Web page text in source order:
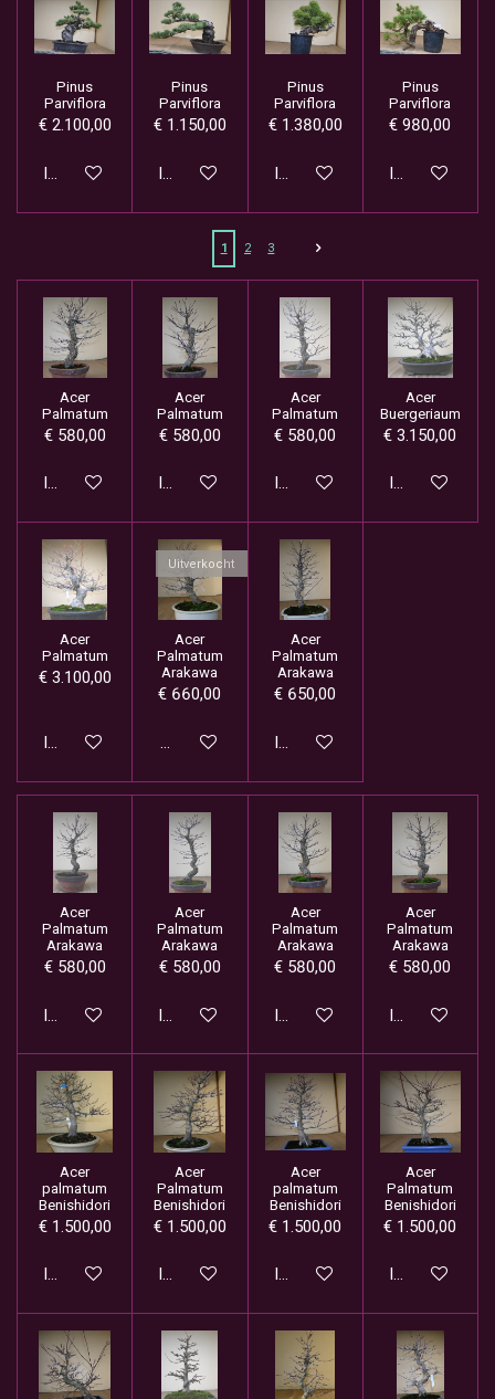
Pinus
Parviflora
€ 2.100,00
In winkelwagen
Pinus
Parviflora
€ 1.150,00
In winkelwagen
Pinus
Parviflora
€ 1.380,00
In winkelwagen
Pinus
Parviflora
€ 980,00
In
1 2 3
Acer
Palmatum
€ 580,00
In winkelwagen
Acer
Palmatum
€ 580,00
In winkelwagen
Acer
Palmatum
€ 580,00
In winkelwagen
Acer
Buergeriaum
€ 3.150,00
In
Acer
Palmatum
€ 3.100,00
In winkelwagen
Uitverkocht
Acer
Palmatum
Arakawa
€ 660,00
Houd mij op de hoogte
Acer
Palmatum
Arakawa
€ 650,00
In winkelwagen
Acer
Palmatum
Arakawa
€ 580,00
In winkelwagen
Acer
Palmatum
Arakawa
€ 580,00
In winkelwagen
Acer
Palmatum
Arakawa
€ 580,00
In winkelwagen
Acer
Palmatum
Arakawa
€ 580,00
In
Acer
palmatum
Benishidori
€ 1.500,00
In winkelwagen
Acer
Palmatum
Benishidori
€ 1.500,00
In winkelwagen
Acer
palmatum
Benishidori
€ 1.500,00
In winkelwagen
Acer
Palmatum
Benishidori
€ 1.500,00
In